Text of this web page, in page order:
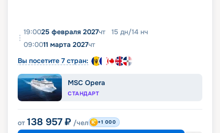
19:0025 февраля 2027чт 15 дн/14 нч
09:0011 марта 2027чт
Вы посетите 7 стран:
MSC Opera
СТАНДАРТ
от 138 957 ₽ /чел +1 000